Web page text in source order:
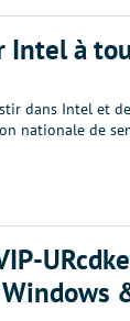
Intel à
dans Intel et
nationale de